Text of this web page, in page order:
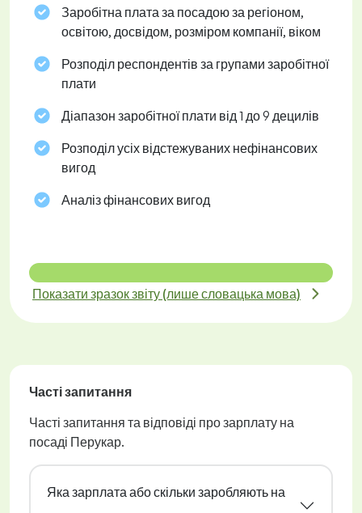
Заробітна плата за посадою за регіоном,
освітою, досвідом, розміром компанії, віком
Розподіл респондентів за групами заробітної
плати
Діапазон заробітної плати від 1 до 9 децилів
Розподіл усіх відстежуваних нефінансових
вигод
Аналіз фінансових вигод
Показати зразок звіту (лише словацька мова)
Часті запитання
Часті запитання та відповіді про зарплату на
посаді Перукар.
Яка зарплата або скільки заробляють на